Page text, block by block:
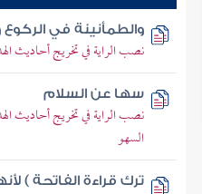
والطمأنينة في
نصب الراية في تخريج أحاديث
سها عن السلام
نصب الراية في تخريج أحاديث
السهو
ترك قراءة الفاتحة )